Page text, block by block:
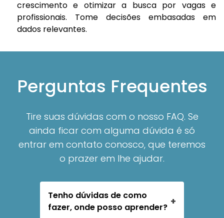
crescimento e otimizar a busca por vagas e
profissionais. Tome decisões embasadas em
dados relevantes.
Perguntas Frequentes
Tire suas dúvidas com o nosso FAQ. Se
ainda ficar com alguma dúvida é só
entrar em contato conosco, que teremos
o prazer em lhe ajudar.
Tenho dúvidas de como
fazer, onde posso aprender? +